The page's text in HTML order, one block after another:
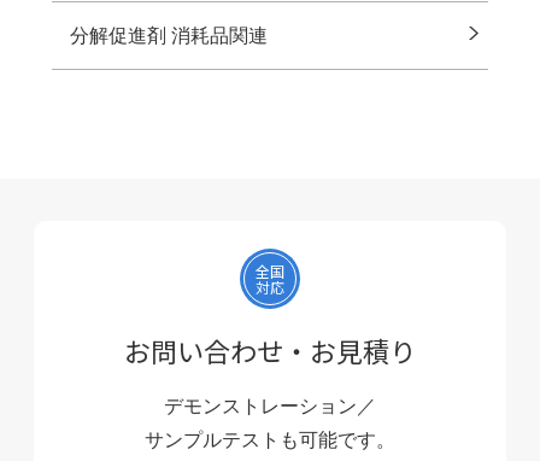
分解促進剤 消耗品関連
全国
対応
お問い合わせ・お見積り
デモンストレーション／
サンプルテストも可能です。